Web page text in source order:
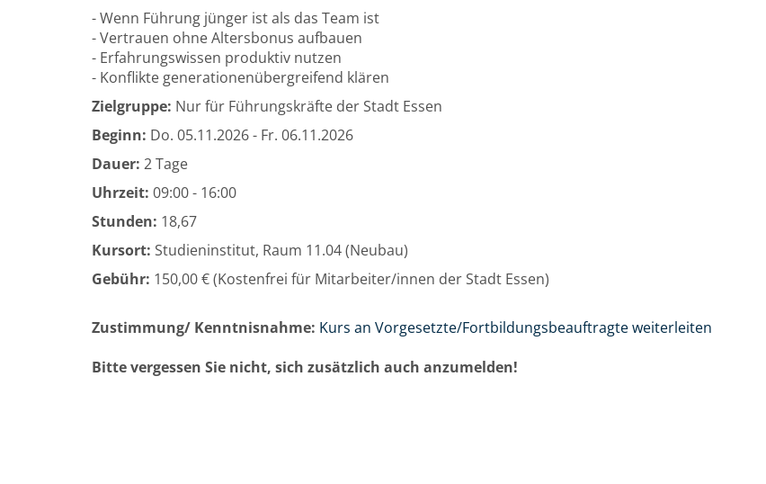
- Wenn Führung jünger ist als das Team ist
- Vertrauen ohne Altersbonus aufbauen
- Erfahrungswissen produktiv nutzen
- Konflikte generationenübergreifend klären
Zielgruppe: Nur für Führungskräfte der Stadt Essen
Beginn: Do. 05.11.2026 - Fr. 06.11.2026
Dauer: 2 Tage
Uhrzeit: 09:00 - 16:00
Stunden: 18,67
Kursort: Studieninstitut, Raum 11.04 (Neubau)
Gebühr: 150,00 € (Kostenfrei für Mitarbeiter/innen der Stadt Essen)
Zustimmung/ Kenntnisnahme: Kurs an Vorgesetzte/Fortbildungsbeauftragte weiterleiten
Bitte vergessen Sie nicht, sich zusätzlich auch anzumelden!